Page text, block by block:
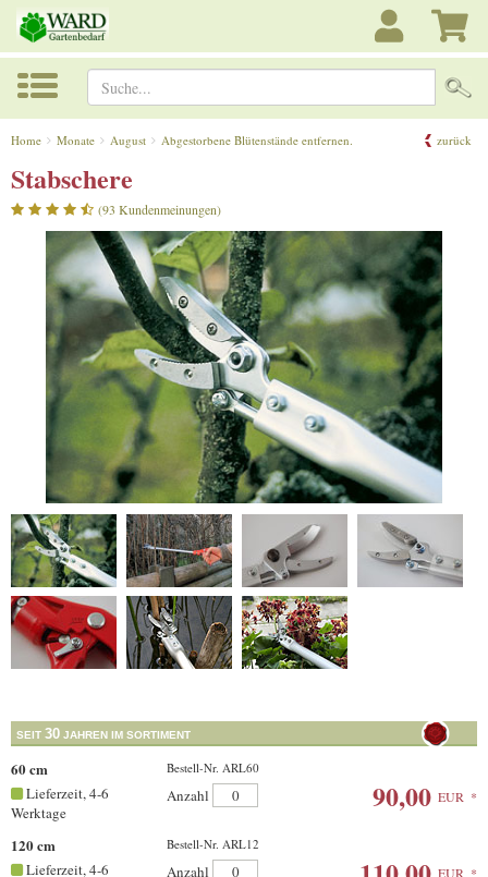
Suche...
Home Monate August Abgestorbene Blütenstände entfernen. zurück
Stabschere
(93 Kundenmeinungen)
SEIT 30 JAHREN IM SORTIMENT
60 cm Bestell-Nr. ARL60
Lieferzeit, 4-6
Werktage
Anzahl 90,00 EUR *
120 cm Bestell-Nr. ARL12
Lieferzeit, 4-6
Anzahl EUR *